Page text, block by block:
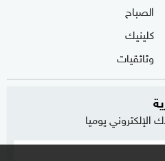
الصباح
كلينيك
وثائقيات
الإلكتروني يوميا